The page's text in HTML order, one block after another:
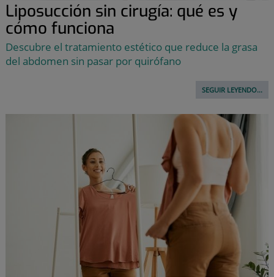
Liposucción sin cirugía: qué es y
cómo funciona
Descubre el tratamiento estético que reduce la grasa
del abdomen sin pasar por quirófano
SEGUIR LEYENDO...